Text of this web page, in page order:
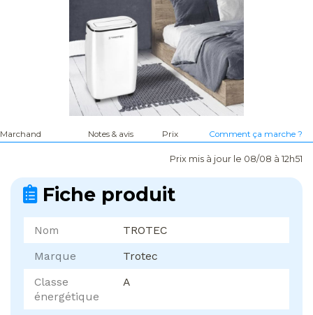
Marchand Notes & avis Prix Comment ça marche ?
Prix mis à jour le 08/08 à 12h51
Fiche produit
Nom
TROTEC
Marque
Trotec
Classe
énergétique
A